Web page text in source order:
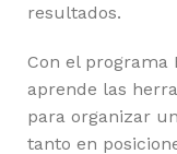
resultados.
Con el programa
aprende las
para organizar
tanto en